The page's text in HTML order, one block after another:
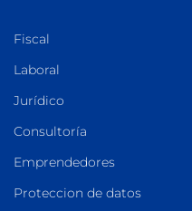
Fiscal
Laboral
Jurídico
Consultoría
Emprendedores
Proteccion de datos